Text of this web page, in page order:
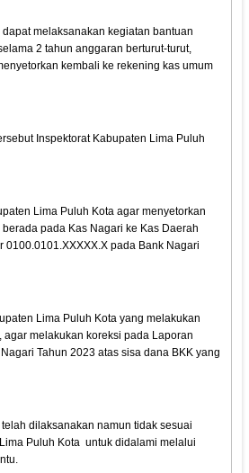
melaksanakan kegiatan bantuan
2 tahun anggaran berturut-turut,
kembali ke rekening kas umum
Inspektorat Kabupaten Lima Puluh
Lima Puluh Kota agar menyetorkan
pada Kas Nagari ke Kas Daerah
0100.0101.XXXXX.X pada Bank Nagari
Lima Puluh Kota yang melakukan
agar melakukan koreksi pada Laporan
Tahun 2023 atas sisa dana BKK yang
dilaksanakan namun tidak sesuai
Puluh Kota untuk didalami melalui